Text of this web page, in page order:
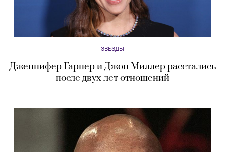
ЗВЕЗДЫ
Дженнифер Гарнер и Джон Миллер расстались
после двух лет отношений